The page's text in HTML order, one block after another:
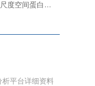
虚拟组织基础模型解析跨尺度空间蛋白质组学
析平台详细资料